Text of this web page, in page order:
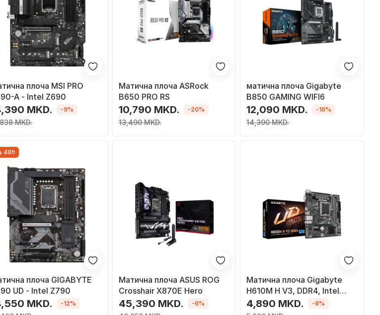
плоча MSI PRO
A - Intel Z690
MKD.
MKD.
-9%
Матична плоча ASRock
B650 PRO RS
10,790 MKD.
13,490 MKD.
-20%
матична плоча Gigabyte
B850 GAMING WIFI6
12,090 MKD.
14,390 MKD.
-16%
48h
плоча GIGABYTE
UD - Intel Z790
MKD. -12%
Матична плоча ASUS ROG
Crosshair X870E Hero
45,390 MKD. -6%
Матична плоча Gigabyte
H610M H V3, DDR4, Intel
H610, сокет 1700, 2 слота,
Micro ATX
4,890 MKD. -8%